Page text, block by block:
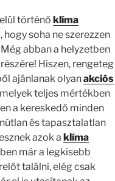
történő klíma
soha ne szerezzen
abban a helyzetben
Hiszen, rengeteg
ajánlanak olyanakciós
teljes mértékben
a kereskedő minden
és tapasztalatlan
azok aklíma
már a legkisebb
találni, elég csak